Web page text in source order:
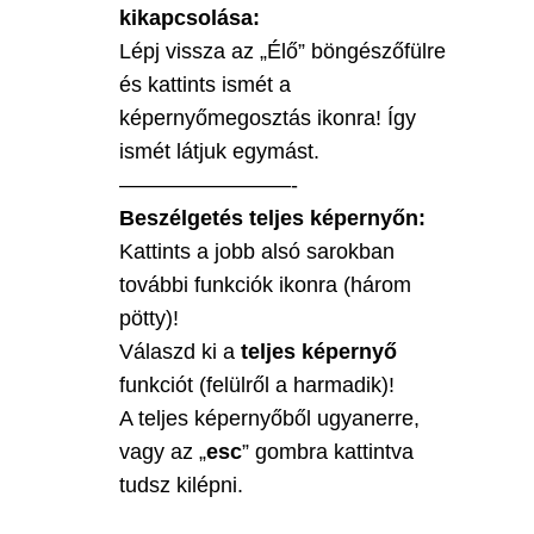
kikapcsolása:
Lépj vissza az „Élő” böngészőfülre
és kattints ismét a
képernyőmegosztás ikonra! Így
ismét látjuk egymást.
————————-
Beszélgetés teljes képernyőn:
Kattints a jobb alsó sarokban
további funkciók ikonra (három
pötty)!
Válaszd ki a teljes képernyő
funkciót (felülről a harmadik)!
A teljes képernyőből ugyanerre,
vagy az „esc” gombra kattintva
tudsz kilépni.